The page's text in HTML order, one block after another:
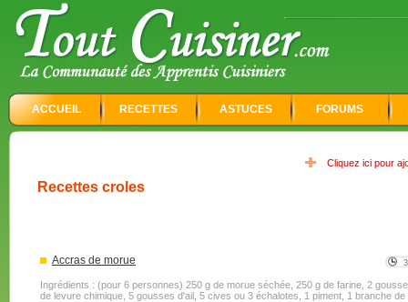
ACCUEIL RECETTES ASTUCES FORUMS
Cliquez ici pour
Recettes croles
Accras de morue
Ingrédients : (pour 6 personnes) 250 g de morue séchée, 250 g de farine, 2
de levure chimique, 5 gousses d'ail, 5 cives ou 3 échalotes, 1 piment, 1 branche